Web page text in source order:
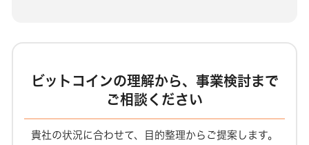
ビットコインの理解から、事業検討まで
ご相談ください
貴社の状況に合わせて、目的整理からご提案します。